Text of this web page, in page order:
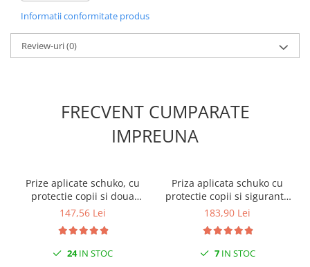
• Dimensiuni: 67 x 50 x 38mm
• Greutate: aprox. 60 g
• Temperatura de funcționare/de depozitare: 0..+60°C/-45..+60°C
• Umiditate de operare/de depozitare: max. 95% RH (fără
Informatii conformitate produs
Review-uri(0)
FRECVENT CUMPARATE
IMPREUNA
Prize aplicate schuko, cu
protectie copii si doua
sigurante 1 pol 16A IP20
147,56 Lei
24IN STOC
Priza aplicata schuko cu
protectie copii si siguranta
diferentiala P+N C 16A
183,90 Lei
7IN STOC